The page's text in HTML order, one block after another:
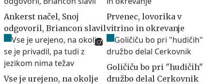
Ankerst načel, Snoj
odgovoril, Briancon slavil
Prvenec, lovorika v
vitrino in okrevanje
Vse je urejeno, na okolje
Goličiču bo pri "hudičih"
družbo delal Cerkovnik